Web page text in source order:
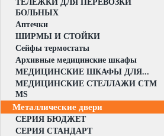
ТЕЛЕЖКИ ДЛЯ ПЕРЕВОЗКИ
БОЛЬНЫХ
Аптечки
ШИРМЫ И СТОЙКИ
Сейфы термостаты
Архивные медицинские шкафы
МЕДИЦИНСКИЕ ШКАФЫ ДЛЯ...
МЕДИЦИНСКИЕ СТЕЛЛАЖИ CTM
MS
Металлические двери
СЕРИЯ БЮДЖЕТ
СЕРИЯ СТАНДАРТ